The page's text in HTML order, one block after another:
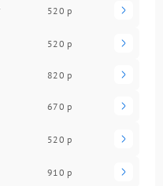
520 р
520 р
820 р
670 р
520 р
910 р